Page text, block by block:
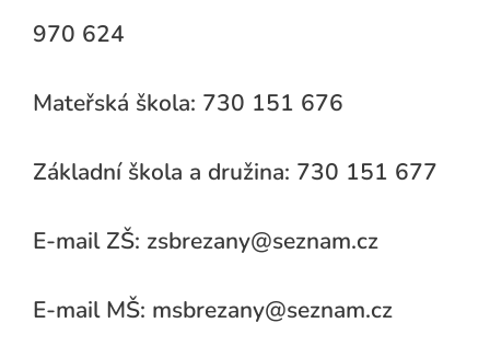
970 624
Mateřská škola: 730 151 676
Základní škola a družina: 730 151 677
E-mail ZŠ: zsbrezany@seznam.cz
E-mail MŠ: msbrezany@seznam.cz